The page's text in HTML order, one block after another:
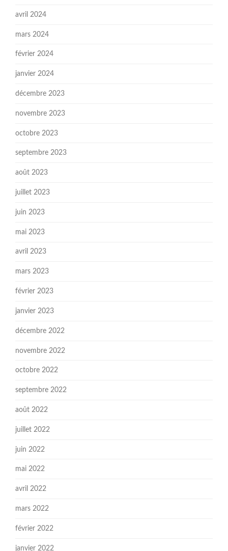
avril 2024
mars 2024
février 2024
janvier 2024
décembre 2023
novembre 2023
octobre 2023
septembre 2023
août 2023
juillet 2023
juin 2023
mai 2023
avril 2023
mars 2023
février 2023
janvier 2023
décembre 2022
novembre 2022
octobre 2022
septembre 2022
août 2022
juillet 2022
juin 2022
mai 2022
avril 2022
mars 2022
février 2022
janvier 2022